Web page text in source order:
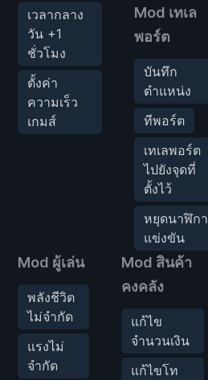
เวลากลาง
วัน +1
ชั่วโมง
ตั้งค่า
ความเร็ว
เกมส์
Mod เทเล
พอร์ต
บันทึก
ตำแหน่ง
ทีพอร์ต
เทเลพอร์ต
ไปยังจุดที่
ตั้งไว้
หยุดนาฬิกา
แข่งขัน
Mod ผู้เล่น
พลังชีวิต
ไม่จำกัด
แรงไม่
จำกัด
Mod สินค้า
คงคลัง
แก้ไข
จำนวนเงิน
แก้ไขโท